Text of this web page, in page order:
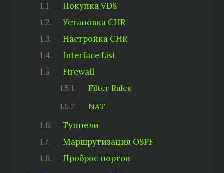
Покупка VDS
Установка CHR
Настройка CHR
Interface List
Firewall
Filter Rules
NAT
Туннели
Маршрутизация OSPF
Проброс портов